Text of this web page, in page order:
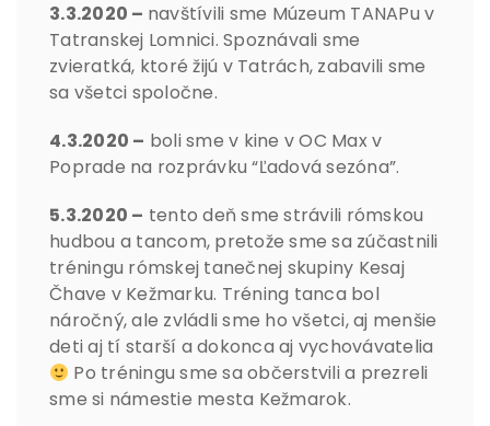
3.3.2020 – navštívili sme Múzeum TANAPu v
Tatranskej Lomnici. Spoznávali sme
zvieratká, ktoré žijú v Tatrách, zabavili sme
sa všetci spoločne.
4.3.2020 – boli sme v kine v OC Max v
Poprade na rozprávku “Ľadová sezóna”.
5.3.2020 – tento deň sme strávili rómskou
hudbou a tancom, pretože sme sa zúčastnili
tréningu rómskej tanečnej skupiny Kesaj
Čhave v Kežmarku. Tréning tanca bol
náročný, ale zvládli sme ho všetci, aj menšie
deti aj tí starší a dokonca aj vychovávatelia
Po tréningu sme sa občerstvili a prezreli
sme si námestie mesta Kežmarok.